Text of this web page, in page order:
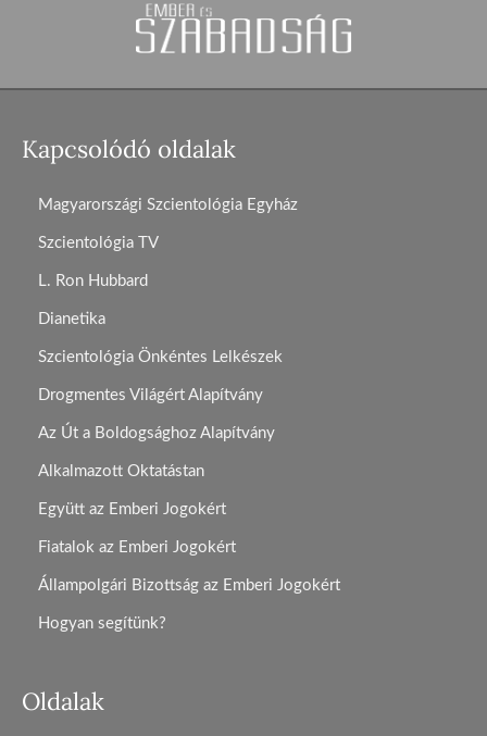
Kapcsolódó oldalak
Magyarországi Szcientológia Egyház
Szcientológia TV
L. Ron Hubbard
Dianetika
Szcientológia Önkéntes Lelkészek
Drogmentes Világért Alapítvány
Az Út a Boldogsághoz Alapítvány
Alkalmazott Oktatástan
Együtt az Emberi Jogokért
Fiatalok az Emberi Jogokért
Állampolgári Bizottság az Emberi Jogokért
Hogyan segítünk?
Oldalak